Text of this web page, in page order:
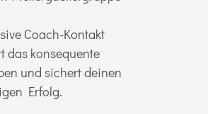
Coach-Kontakt
das konsequente
und sichert deinen
Erfolg.